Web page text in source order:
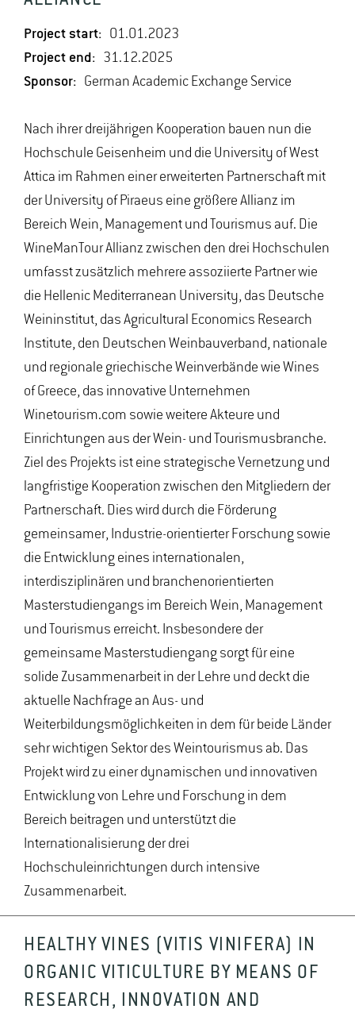
Project start: 01.01.2023
Project end: 31.12.2025
Sponsor: German Academic Exchange Service
Nach ihrer dreijährigen Kooperation bauen nun die
Hochschule Geisenheim und die University of West
Attica im Rahmen einer erweiterten Partnerschaft mit
der University of Piraeus eine größere Allianz im
Bereich Wein, Management und Tourismus auf. Die
WineManTour Allianz zwischen den drei Hochschulen
umfasst zusätzlich mehrere assoziierte Partner wie
die Hellenic Mediterranean University, das Deutsche
Weininstitut, das Agricultural Economics Research
Institute, den Deutschen Weinbauverband, nationale
und regionale griechische Weinverbände wie Wines
of Greece, das innovative Unternehmen
Winetourism.com sowie weitere Akteure und
Einrichtungen aus der Wein- und Tourismusbranche.
Ziel des Projekts ist eine strategische Vernetzung und
langfristige Kooperation zwischen den Mitgliedern der
Partnerschaft. Dies wird durch die Förderung
gemeinsamer, Industrie-orientierter Forschung sowie
die Entwicklung eines internationalen,
interdisziplinären und branchenorientierten
Masterstudiengangs im Bereich Wein, Management
und Tourismus erreicht. Insbesondere der
gemeinsame Masterstudiengang sorgt für eine
solide Zusammenarbeit in der Lehre und deckt die
aktuelle Nachfrage an Aus- und
Weiterbildungsmöglichkeiten in dem für beide Länder
sehr wichtigen Sektor des Weintourismus ab. Das
Projekt wird zu einer dynamischen und innovativen
Entwicklung von Lehre und Forschung in dem
Bereich beitragen und unterstützt die
Internationalisierung der drei
Hochschuleinrichtungen durch intensive
Zusammenarbeit.
HEALTHY VINES (VITIS VINIFERA) IN
ORGANIC VITICULTURE BY MEANS OF
RESEARCH, INNOVATION AND